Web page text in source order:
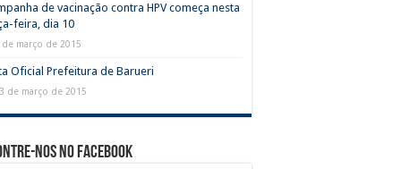
de vacinação contra HPV começa nesta
feira, dia 10
de março de 2015
Oficial Prefeitura de Barueri
de março de 2015
nos no Facebook